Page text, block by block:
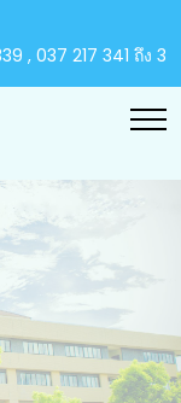
, 037 217 341 ถึง 3